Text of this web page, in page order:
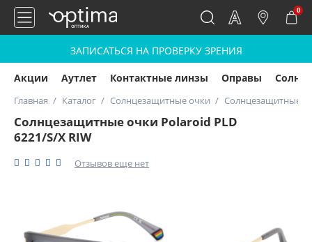
0
ЗАПИСАТЬСЯ НА ПРОВЕРКУ ЗРЕНИЯ
Акции Аутлет Контактные линзы Оправы
Главная Каталог Солнцезащитные очки Солнцезащитные
Солнцезащитные очки Polaroid PLD
6221/S/X RIW
Отзывов еще нет